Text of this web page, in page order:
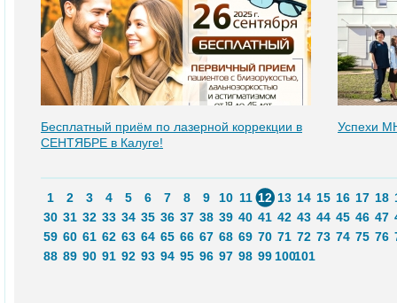
Бесплатный приём по лазерной коррекции в
СЕНТЯБРЕ в Калуге!
Успехи
1 2 3 4 5 6 7 8 9 10 11 12 13 14 15 16 17 18
30 31 32 33 34 35 36 37 38 39 40 41 42 43 44 45 46 47
59 60 61 62 63 64 65 66 67 68 69 70 71 72 73 74 75 76
88 89 90 91 92 93 94 95 96 97 98 99 100101